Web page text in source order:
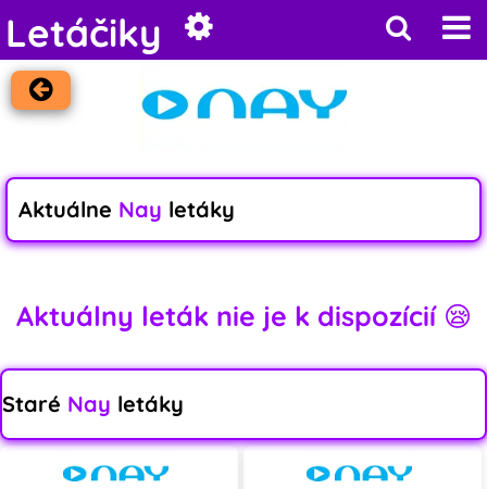
Letáčiky
Aktuálne Nay letáky
Aktuálny leták nie je k dispozícií 😪
Staré Nay letáky